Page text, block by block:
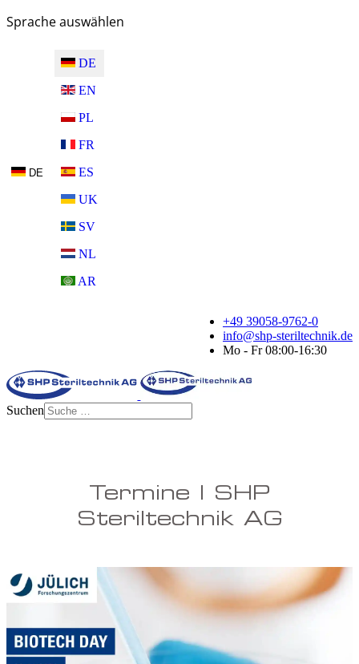
Sprache auswählen
DE
DE
EN
PL
FR
ES
UK
SV
NL
AR
+49 39058-9762-0
info@shp-steriltechnik.de
Mo - Fr 08:00-16:30
Suchen
Termine | SHP
Steriltechnik AG